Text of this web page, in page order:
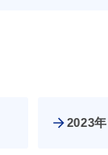
2023年